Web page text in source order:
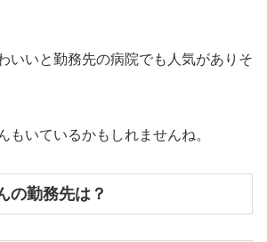
いいと勤務先の病院でも人気がありそ
もいているかもしれませんね。
の勤務先は？